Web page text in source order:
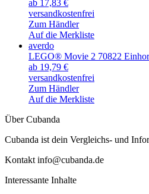
ab 17,83 €
versandkostenfrei
Zum Händler
Auf die Merkliste
averdo
LEGO® Movie 2 70822
ab 19,79 €
versandkostenfrei
Zum Händler
Auf die Merkliste
Über Cubanda
Cubanda ist dein Vergleichs- und
Kontakt info@cubanda.de
Interessante Inhalte